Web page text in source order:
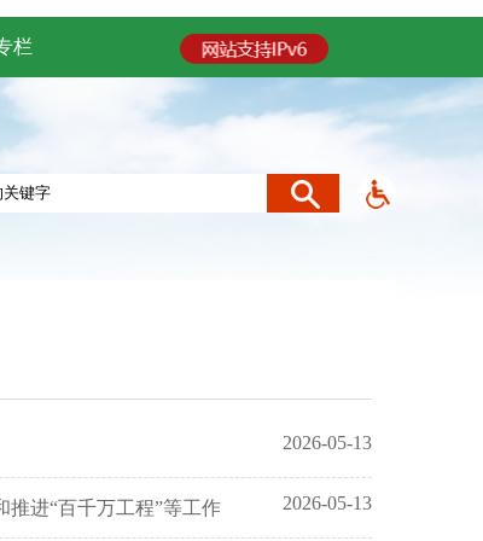
栏
2026-05-13
进“百千万工程”等工作 2026-05-13